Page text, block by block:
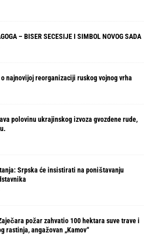
– BISER SECESIJE I SIMBOL NOVOG SADA
najnovijoj reorganizaciji ruskog vojnog vrha
polovinu ukrajinskog izvoza gvozdene rude,
Srpska će insistirati na poništavanju
požar zahvatio 100 hektara suve trave i
rastinja, angažovan „Kamov“